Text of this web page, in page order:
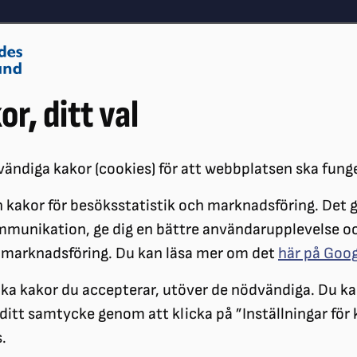
ditt val
kakor (cookies) för att webbplatsen ska
kakor för besöksstatistik och marknadsföring. Det
ge dig en bättre användarupplevelse
Du kan läsa mer om det här på
kakor du accepterar, utöver de nödvändiga. Du
samtycke genom att klicka på ”Inställningar för
Påverkansarbete
DISTRIKT SRF STOCKHOLM GOTLAND
ÅRSMÖTE 2022 PROTOKOLL ÅRSMÖTE 2022
Protokoll årsmöte